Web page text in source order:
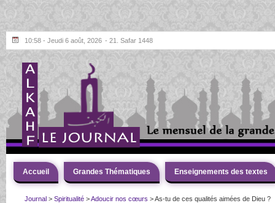
10:58 - Jeudi 6 août, 2026 - 21. Safar 1448
Accueil Grandes Thématiques Enseignements des textes
Journal > Spiritualité >Adoucir nos cœurs > As-tu de ces qualités aimées de Dieu ?